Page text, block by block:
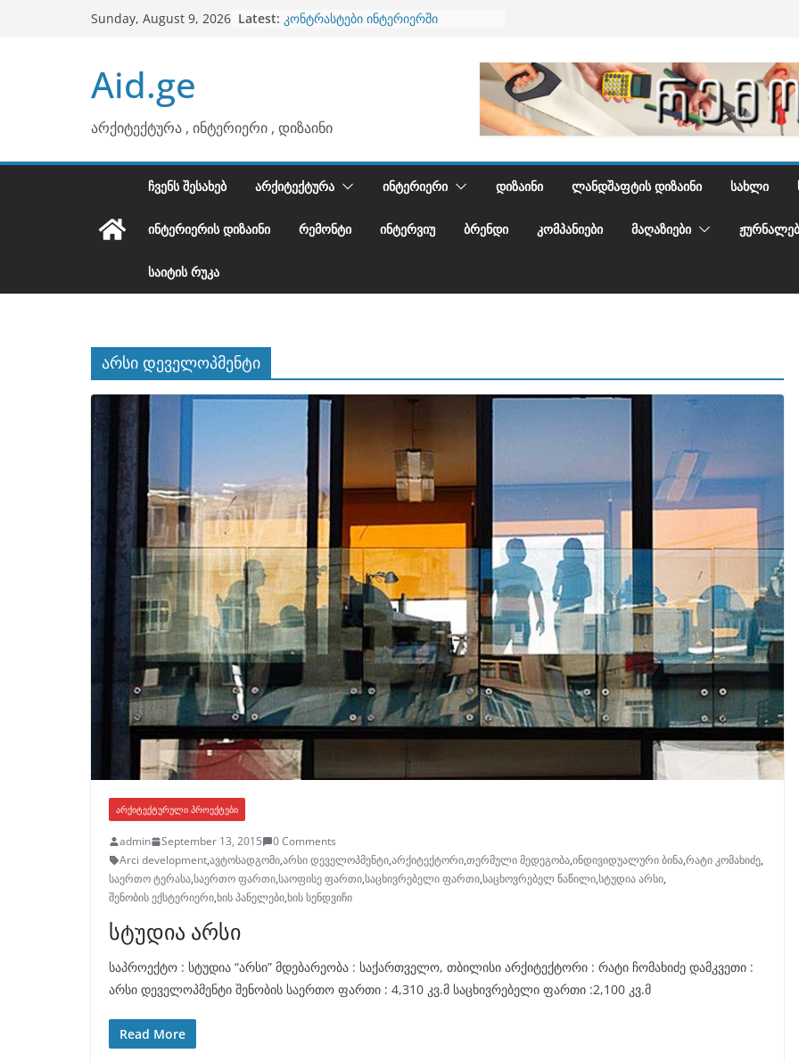
Sunday, August 9, 2026 Latest: კონტრასტები ინტერიერში
Aid.ge
არქიტექტურა , ინტერიერი , დიზაინი
ᲩᲕᲔᲜᲡ ᲨᲔᲡᲐᲮᲔᲑ ᲐᲠᲥᲘᲢᲔᲥᲢᲣᲠᲐ ᲘᲜᲢᲔᲠᲘᲔᲠᲘ ᲓᲘᲖᲐᲘᲜᲘ ᲚᲐᲜᲓᲨᲐᲤᲢᲘᲡ ᲓᲘᲖᲐᲘᲜᲘ ᲡᲐᲮᲚᲘ
ᲘᲜᲢᲔᲠᲘᲔᲠᲘᲡ ᲓᲘᲖᲐᲘᲜᲘ ᲠᲔᲛᲝᲜᲢᲘ ᲘᲜᲢᲔᲠᲕᲘᲣ ᲑᲠᲔᲜᲓᲘ ᲙᲝᲛᲞᲐᲜᲘᲔᲑᲘ ᲛᲐᲦᲐᲖᲘᲔᲑᲘ
ᲡᲐᲘᲢᲘᲡ ᲠᲣᲙᲐ
არსი დეველოპმენტი
ᲐᲠᲥᲘᲢᲔᲥᲢᲣᲠᲣᲚᲘ ᲞᲠᲝᲔᲥᲢᲔᲑᲘ
admin September 13, 2015
0 Comments
Arci development,ავტოსადგომი,არსი დეველოპმენტი,არქიტექტორი,თერმული მედეგობა,ინდივიდუალური ბინა,რატი კომახიძე,
საერთო ტერასა,საერთო ფართი,საოფისე ფართი,საცხივრებელი ფართი,საცხოვრებელ ნაწილი,სტუდია არსი,
შენობის ექსტერიერი,ხის პანელები,ხის სენდვიჩი
სტუდია არსი
საპროექტო : სტუდია “არსი” მდებარეობა : საქართველო, თბილისი არქიტექტორი : რატი ჩომახიძე დამკვეთი :
არსი დეველოპმენტი შენობის საერთო ფართი : 4,310 კვ.მ საცხივრებელი ფართი :2,100 კვ.მ
Read More